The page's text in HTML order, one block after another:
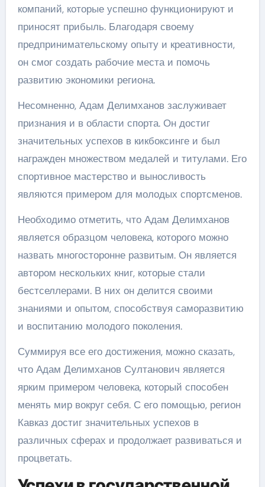
компаний, которые успешно функционируют и
приносят прибыль. Благодаря своему
предпринимательскому опыту и креативности,
он смог создать рабочие места и помочь
развитию экономики региона.
Несомненно, Адам Делимханов заслуживает
признания и в области спорта. Он достиг
значительных успехов в кикбоксинге и был
награжден множеством медалей и титулами. Его
спортивное мастерство и выносливость
являются примером для молодых спортсменов.
Необходимо отметить, что Адам Делимханов
является образцом человека, которого можно
назвать многосторонне развитым. Он является
автором нескольких книг, которые стали
бестселлерами. В них он делится своими
знаниями и опытом, способствуя саморазвитию
и воспитанию молодого поколения.
Суммируя все его достижения, можно сказать,
что Адам Делимханов Султанович является
ярким примером человека, который способен
менять мир вокруг себя. С его помощью, регион
Кавказ достиг значительных успехов в
различных сферах и продолжает развиваться и
процветать.